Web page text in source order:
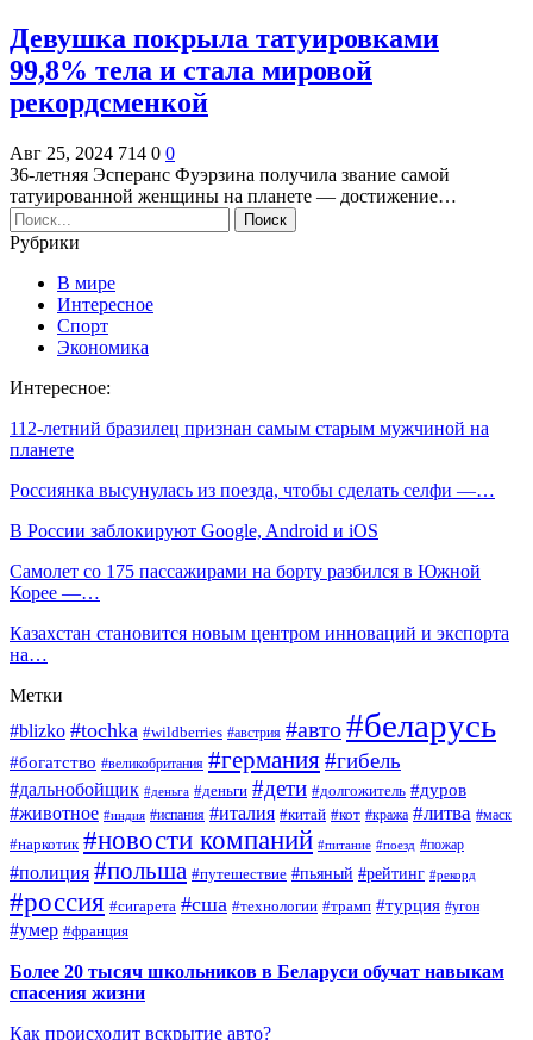
Девушка покрыла татуировками
99,8% тела и стала мировой
рекордсменкой
Авг 25, 2024 714 0 0
36-летняя Эсперанс Фуэрзина получила звание самой
татуированной женщины на планете — достижение…
Рубрики
В мире
Интересное
Спорт
Экономика
Интересное:
112-летний бразилец признан самым старым мужчиной на
планете
Россиянка высунулась из поезда, чтобы сделать селфи —…
В России заблокируют Google, Android и iOS
Самолет со 175 пассажирами на борту разбился в Южной
Корее —…
Казахстан становится новым центром инноваций и экспорта
на…
Метки
#blizko #tochka #wildberries #австрия #авто#беларусь
#богатство #великобритания #германия#гибель
#дальнобойщик #деньга #деньги #дети #долгожитель #дуров
#животное #индия #испания #италия #китай #кот #кража #литва #маск
#наркотик #новости компаний #питание #поезд #пожар
#полиция #польша #путешествие #пьяный #рейтинг #рекорд
#россия #сигарета #сша #технологии #трамп #турция #угон
#умер #франция
Более 20 тысяч школьников в Беларуси обучат навыкам
спасения жизни
Как происходит вскрытие авто?